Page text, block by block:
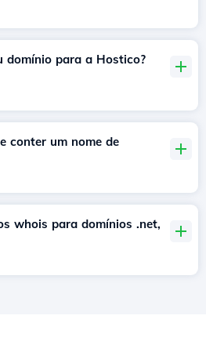
domínio para a Hostico?
conter um nome de
whois para domínios .net,